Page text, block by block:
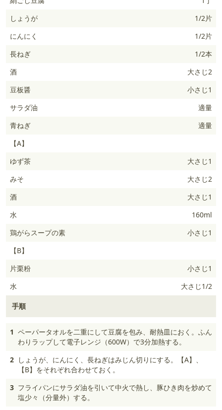
しょうが
1/2片
にんにく
1/2片
長ねぎ
1/2本
酒
大さじ2
豆板醤
小さじ1
サラダ油
適量
青ねぎ
適量
【A】
ゆず茶
大さじ1
みそ
大さじ2
酒
大さじ1
水
160ml
鶏がらスープの素
小さじ1
【B】
片栗粉
小さじ1
水
大さじ1/2
手順
1 ペーパータオルを二重にして豆腐を包み、耐熱皿におく。ふん
わりラップして電子レンジ（600W）で3分加熱する。
2 しょうが、にんにく、長ねぎはみじん切りにする。【A】、
【B】をそれぞれ合わせておく。
3 フライパンにサラダ油を引いて中火で熱し、豚ひき肉を炒めて
塩少々（分量外）する。